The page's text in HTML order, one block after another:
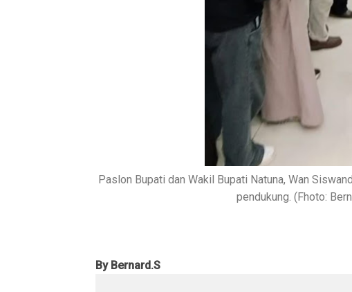
Paslon Bupati dan Wakil Bupati Natuna, Wan
pendukung. (Fhoto:
By Bernard.S